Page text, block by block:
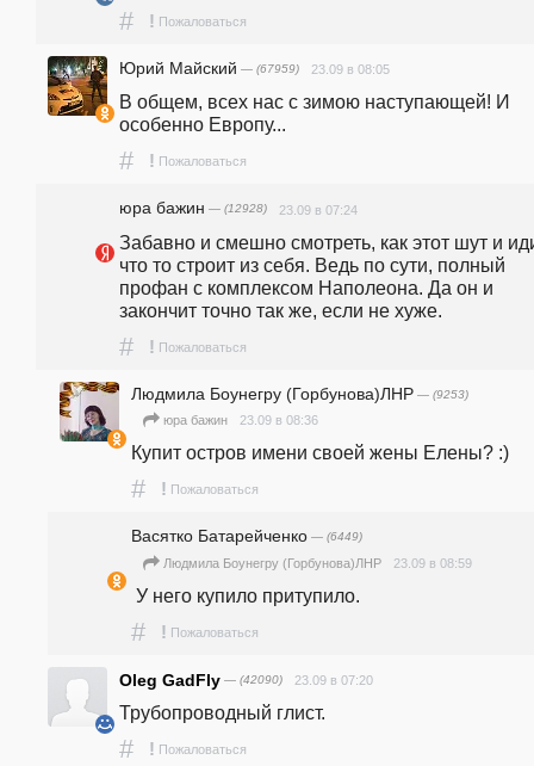
# ! Пожаловаться
Юрий Майский — (67959) 23.09 в 08:05
В общем, всех нас с зимою наступающей! И
особенно Европу...
# ! Пожаловаться
юра бажин — (12928) 23.09 в 07:24
Забавно и смешно смотреть, как этот шут и
что то строит из себя. Ведь по сути, полный
профан с комплексом Наполеона. Да он и
закончит точно так же, если не хуже.
# ! Пожаловаться
Людмила Боунегру (Горбунова)ЛНР — (9253)
юра бажин 23.09 в 08:36
Купит остров имени своей жены Елены? :)
# ! Пожаловаться
Васятко Батарейченко — (6449)
Людмила Боунегру (Горбунова)ЛНР 23.09 в 08:59
У него купило притупило.
# ! Пожаловаться
Oleg GadFly — (42090) 23.09 в 07:20
Трубопроводный глист.
# ! Пожаловаться